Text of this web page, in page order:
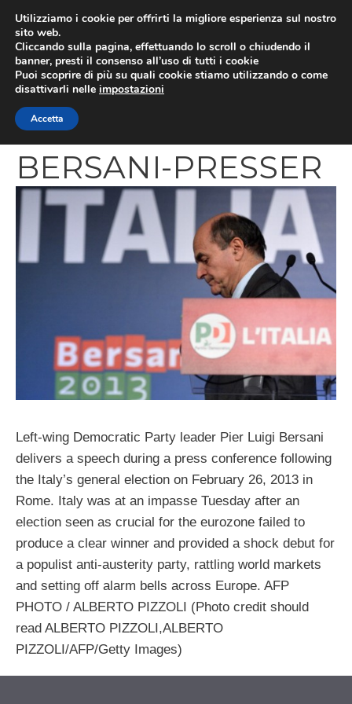
contenuto
ITALY-VOTE-PD-
BERSANI-PRESSER
Left-wing Democratic Party leader Pier Luigi Bersani
delivers a speech during a press conference following
the Italy’s general election on February 26, 2013 in
Rome. Italy was at an impasse Tuesday after an
election seen as crucial for the eurozone failed to
produce a clear winner and provided a shock debut for
a populist anti-austerity party, rattling world markets
and setting off alarm bells across Europe. AFP
PHOTO / ALBERTO PIZZOLI (Photo credit should
read ALBERTO PIZZOLI,ALBERTO
PIZZOLI/AFP/Getty Images)
Utilizziamo i cookie per offrirti la migliore esperienza sul nostro
sito web.
Cliccando sulla pagina, effettuando lo scroll o chiudendo il
banner, presti il consenso all’uso di tutti i cookie
Puoi scoprire di più su quali cookie stiamo utilizzando o come
disattivarli nelle impostazioni
Accetta